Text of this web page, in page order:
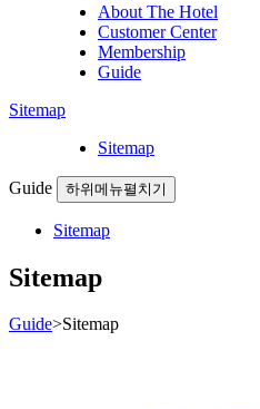
About The Hotel
Customer Center
Membership
Guide
Sitemap
Sitemap
Guide 하위메뉴펼치기
Sitemap
Sitemap
Guide>Sitemap